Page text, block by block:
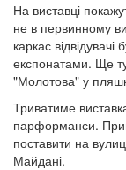
На виставці
не в первинному
каркас
експонатами. Ще
"Молотова" у
Триватиме
парформанси.
поставити на
Майдані.